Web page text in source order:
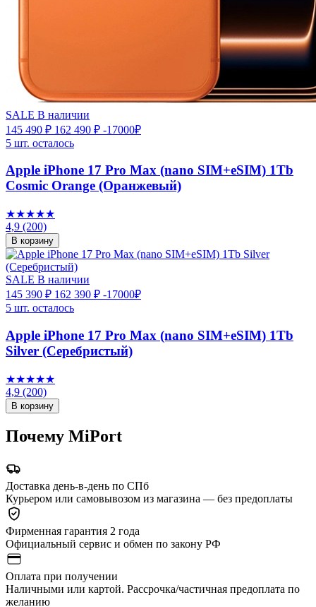
SALE В наличии
145 490 ₽ 162 490 ₽ -17000₽
5 шт. осталось
Apple iPhone 17 Pro Max (nano SIM+eSIM) 1Tb
Cosmic Orange (Оранжевый)
★★★★★
4,9 (200)
В корзину
SALE В наличии
145 390 ₽ 162 390 ₽ -17000₽
5 шт. осталось
Apple iPhone 17 Pro Max (nano SIM+eSIM) 1Tb
Silver (Серебристый)
★★★★★
4,9 (200)
В корзину
Почему MiPort
Доставка день-в-день по СПб
Курьером или самовывозом из магазина — без предоплаты
Фирменная гарантия 2 года
Официальный сервис и обмен по закону РФ
Оплата при получении
Наличными или картой. Рассрочка/частичная предоплата по
желанию